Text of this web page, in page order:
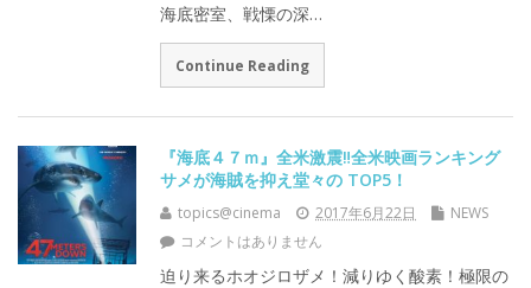
海底密室、戦慄の深…
Continue Reading
『海底４７ｍ』全米激震‼全米映画ランキング
サメが海賊を抑え堂々の TOP5！
topics@cinema 2017年6月22日
NEWS
コメントはありません
迫り来るホオジロザメ！減りゆく酸素！極限の